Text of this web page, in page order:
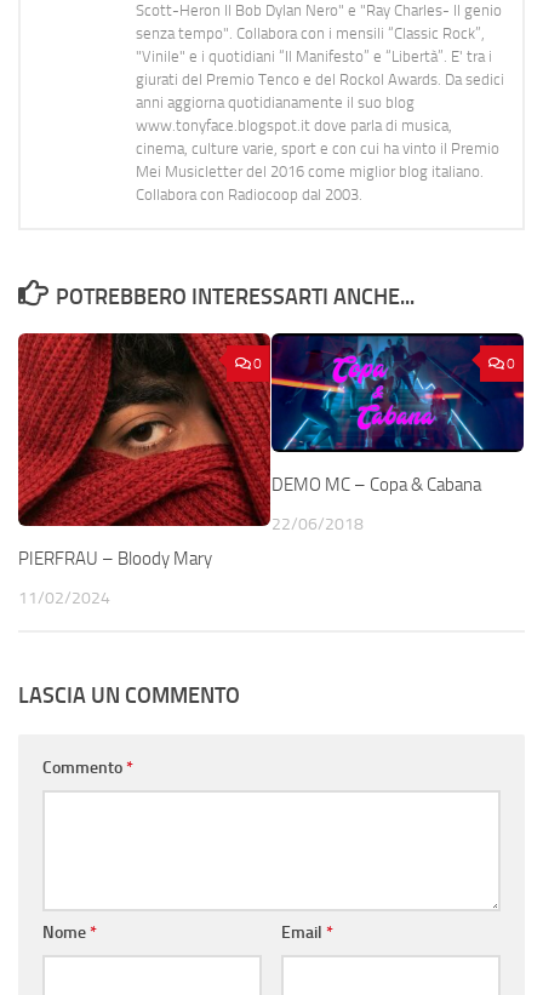
Scott-Heron Il Bob Dylan Nero" e "Ray Charles- Il genio
senza tempo". Collabora con i mensili “Classic Rock”,
"Vinile" e i quotidiani “Il Manifesto” e “Libertà”. E' tra i
giurati del Premio Tenco e del Rockol Awards. Da sedici
anni aggiorna quotidianamente il suo blog
www.tonyface.blogspot.it dove parla di musica,
cinema, culture varie, sport e con cui ha vinto il Premio
Mei Musicletter del 2016 come miglior blog italiano.
Collabora con Radiocoop dal 2003.
POTREBBERO INTERESSARTI ANCHE...
0
PIERFRAU – Bloody Mary
11/02/2024
0
DEMO MC – Copa & Cabana
22/06/2018
LASCIA UN COMMENTO
Commento*
Nome* Email *